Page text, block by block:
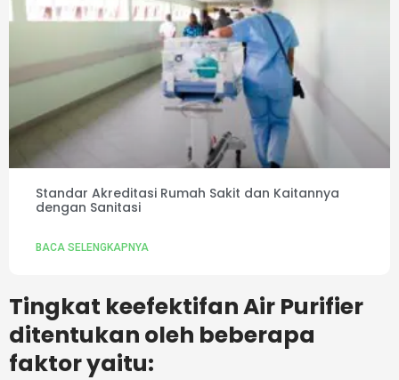
Standar Akreditasi Rumah Sakit dan Kaitannya
dengan Sanitasi
BACA SELENGKAPNYA
Tingkat keefektifan Air Purifier
ditentukan oleh beberapa
faktor yaitu: